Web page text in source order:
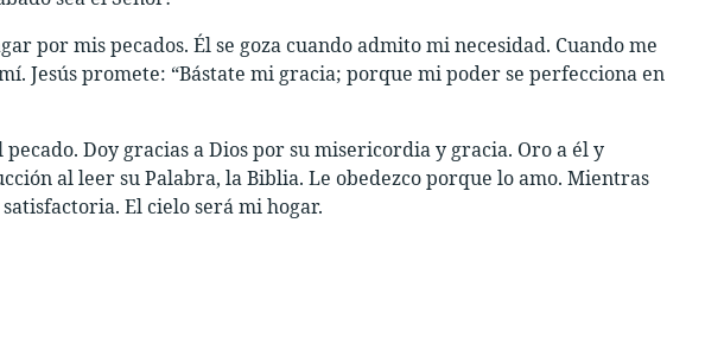
por mis pecados. Él se goza cuando admito mi necesidad. Cuando me
Jesús promete: “Bástate mi gracia; porque mi poder se perfecciona en
Doy gracias a Dios por su misericordia y gracia. Oro a él y
al leer su Palabra, la Biblia. Le obedezco porque lo amo. Mientras
El cielo será mi hogar.